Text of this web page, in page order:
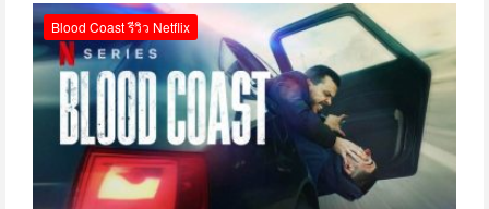
Blood Coast รีวิว Netflix